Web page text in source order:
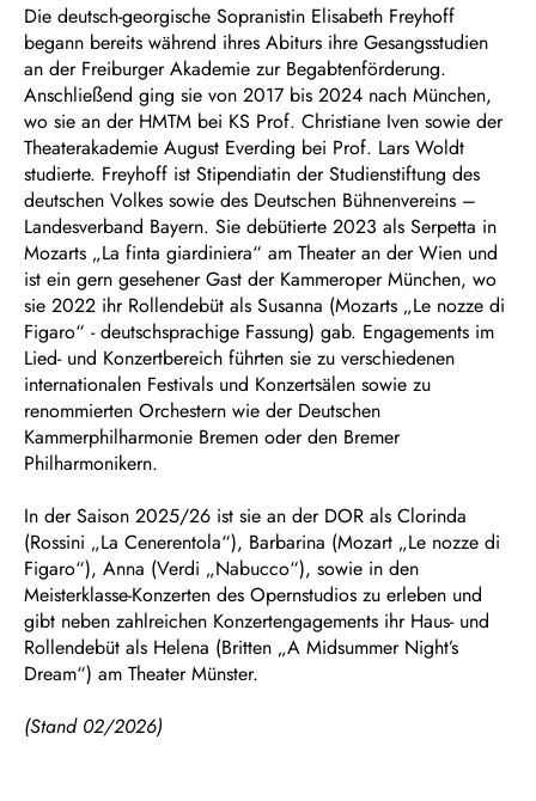
Die deutsch-georgische Sopranistin Elisabeth Freyhoff
begann bereits während ihres Abiturs ihre Gesangsstudien
an der Freiburger Akademie zur Begabtenförderung.
Anschließend ging sie von 2017 bis 2024 nach München,
wo sie an der HMTM bei KS Prof. Christiane Iven sowie der
Theaterakademie August Everding bei Prof. Lars Woldt
studierte. Freyhoff ist Stipendiatin der Studienstiftung des
deutschen Volkes sowie des Deutschen Bühnenvereins –
Landesverband Bayern. Sie debütierte 2023 als Serpetta in
Mozarts „La finta giardiniera“ am Theater an der Wien und
ist ein gern gesehener Gast der Kammeroper München, wo
sie 2022 ihr Rollendebüt als Susanna (Mozarts „Le nozze di
Figaro“ - deutschsprachige Fassung) gab. Engagements im
Lied- und Konzertbereich führten sie zu verschiedenen
internationalen Festivals und Konzertsälen sowie zu
renommierten Orchestern wie der Deutschen
Kammerphilharmonie Bremen oder den Bremer
Philharmonikern.
In der Saison 2025/26 ist sie an der DOR als Clorinda
(Rossini „La Cenerentola“), Barbarina (Mozart „Le nozze di
Figaro“), Anna (Verdi „Nabucco“), sowie in den
Meisterklasse-Konzerten des Opernstudios zu erleben und
gibt neben zahlreichen Konzertengagements ihr Haus- und
Rollendebüt als Helena (Britten „A Midsummer Night’s
Dream“) am Theater Münster.
(Stand 02/2026)